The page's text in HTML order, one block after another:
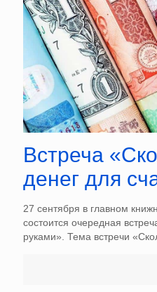
Встреча
денег для
27 сентября в главном
состоится очередная
руками». Тема встречи